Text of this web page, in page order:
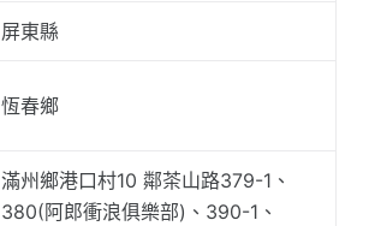
屏東縣
恆春鄉
滿州鄉港口村10 鄰茶山路379-1、
380(阿郎衝浪俱樂部)、390-1、